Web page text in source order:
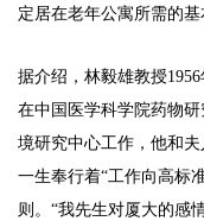
定居在老年公寓所需的
据介绍，林毅雄教授
在中国医学科学院药物
境研究中心工作，他和
一生奉行着“工作向高标
则。“我先生对厦大的感